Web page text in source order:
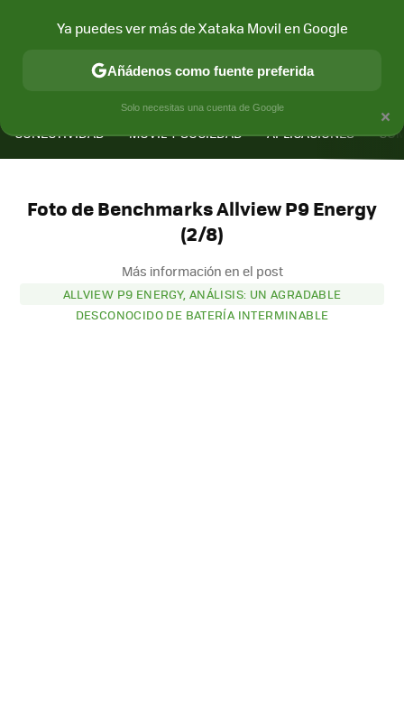
CONECTIVIDAD MÓVIL Y SOCIEDAD APLICACIONES
Foto de Benchmarks Allview P9 Energy
(2/8)
Más información en el post
ALLVIEW P9 ENERGY, ANÁLISIS: UN AGRADABLE
DESCONOCIDO DE BATERÍA INTERMINABLE
×
Ya puedes ver más de Xataka Movil en Google
Añádenos como fuente preferida
Solo necesitas una cuenta de Google